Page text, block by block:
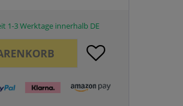
1-3 Werktage innerhalb DE